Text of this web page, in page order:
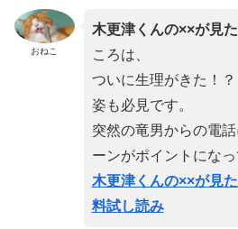
おねこ
木更津くんの××が見
ころは、
ついに生理がきた！
姿も必見です。
突然の竜男からの電
ーンがポイントになっ
木更津くんの××が見
料試し読み